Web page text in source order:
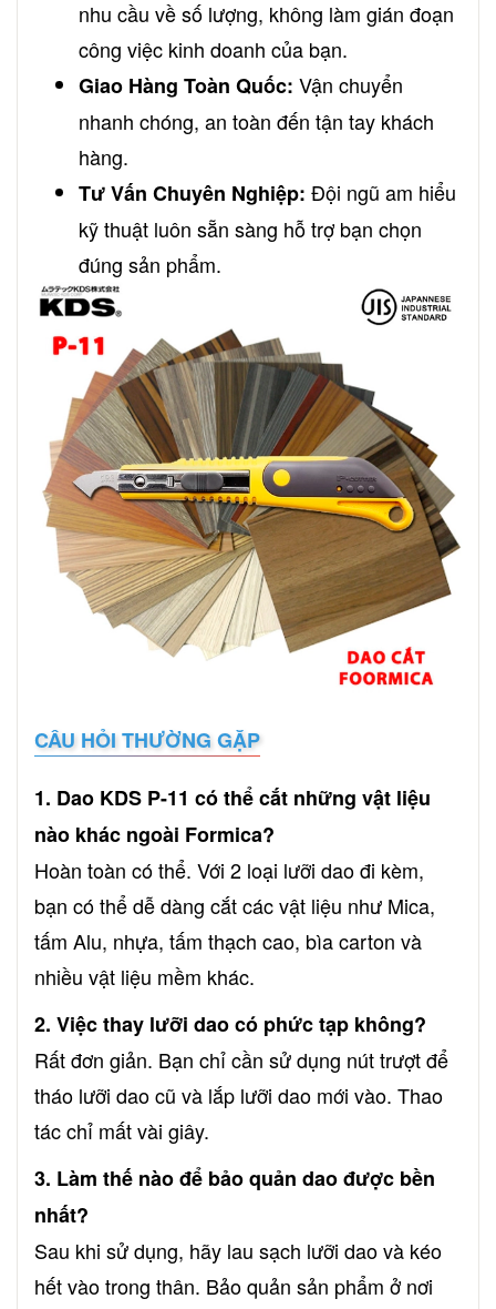
nhu cầu về số lượng, không làm gián đoạn
công việc kinh doanh của bạn.
Giao Hàng Toàn Quốc: Vận chuyển
nhanh chóng, an toàn đến tận tay khách
hàng.
Tư Vấn Chuyên Nghiệp: Đội ngũ am hiểu
kỹ thuật luôn sẵn sàng hỗ trợ bạn chọn
đúng sản phẩm.
CÂU HỎI THƯỜNG GẶP
1. Dao KDS P-11 có thể cắt những vật liệu
nào khác ngoài Formica?
Hoàn toàn có thể. Với 2 loại lưỡi dao đi kèm,
bạn có thể dễ dàng cắt các vật liệu như Mica,
tấm Alu, nhựa, tấm thạch cao, bìa carton và
nhiều vật liệu mềm khác.
2. Việc thay lưỡi dao có phức tạp không?
Rất đơn giản. Bạn chỉ cần sử dụng nút trượt để
tháo lưỡi dao cũ và lắp lưỡi dao mới vào. Thao
tác chỉ mất vài giây.
3. Làm thế nào để bảo quản dao được bền
nhất?
Sau khi sử dụng, hãy lau sạch lưỡi dao và kéo
hết vào trong thân. Bảo quản sản phẩm ở nơi